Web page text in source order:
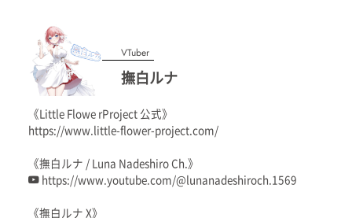
VTuber
撫白ルナ
《Little Flowe rProject 公式》
https://www.little-flower-project.com/
《撫白ルナ / Luna Nadeshiro Ch.》
https://www.youtube.com/@lunanadeshiroch.1569
《撫白ルナ X》